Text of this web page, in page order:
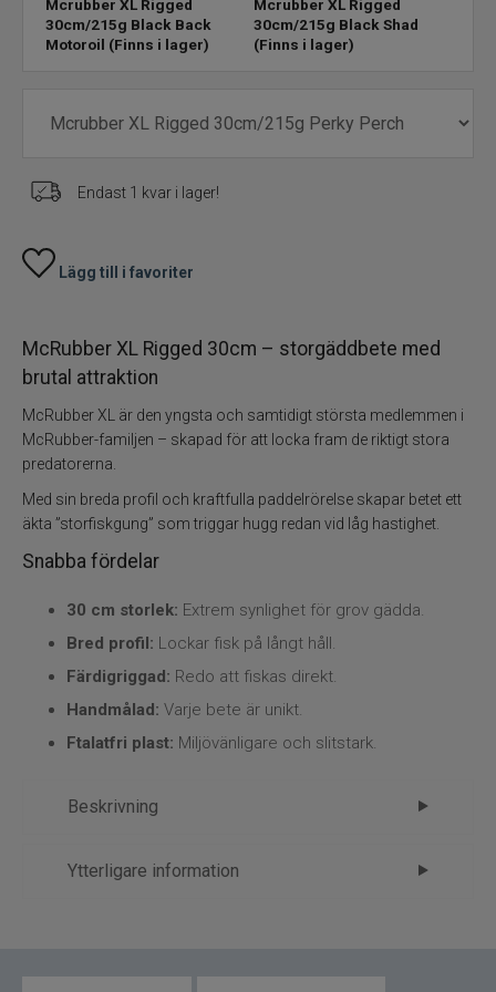
Skeddrag
Spinnflugor
Småplock
Tillbehör
Flugbindning
Flugfiske
Vinterfiske
Kläder
Mcrubber XL Rigged
30cm/215g Black Back
Motoroil (Finns i lager)
Mcrubber XL Rigged
30cm/215g Black Shad
(Finns i lager)
Endast 1 kvar i lager!
Lägg till i favoriter
McRubber XL Rigged 30cm – storgäddbete med
brutal attraktion
McRubber XL är den yngsta och samtidigt största medlemmen i
McRubber-familjen – skapad för att locka fram de riktigt stora
predatorerna.
Med sin breda profil och kraftfulla paddelrörelse skapar betet ett
äkta ”storfiskgung” som triggar hugg redan vid låg hastighet.
Snabba fördelar
30 cm storlek: Extrem synlighet för grov gädda.
Bred profil: Lockar fisk på långt håll.
Färdigriggad: Redo att fiskas direkt.
Handmålad: Varje bete är unikt.
Ftalatfri plast: Miljövänligare och slitstark.
Beskrivning
McRubber XL Rigged 30cm – storlek
medlemmen i den legendariska McRubber-
Ytterligare information